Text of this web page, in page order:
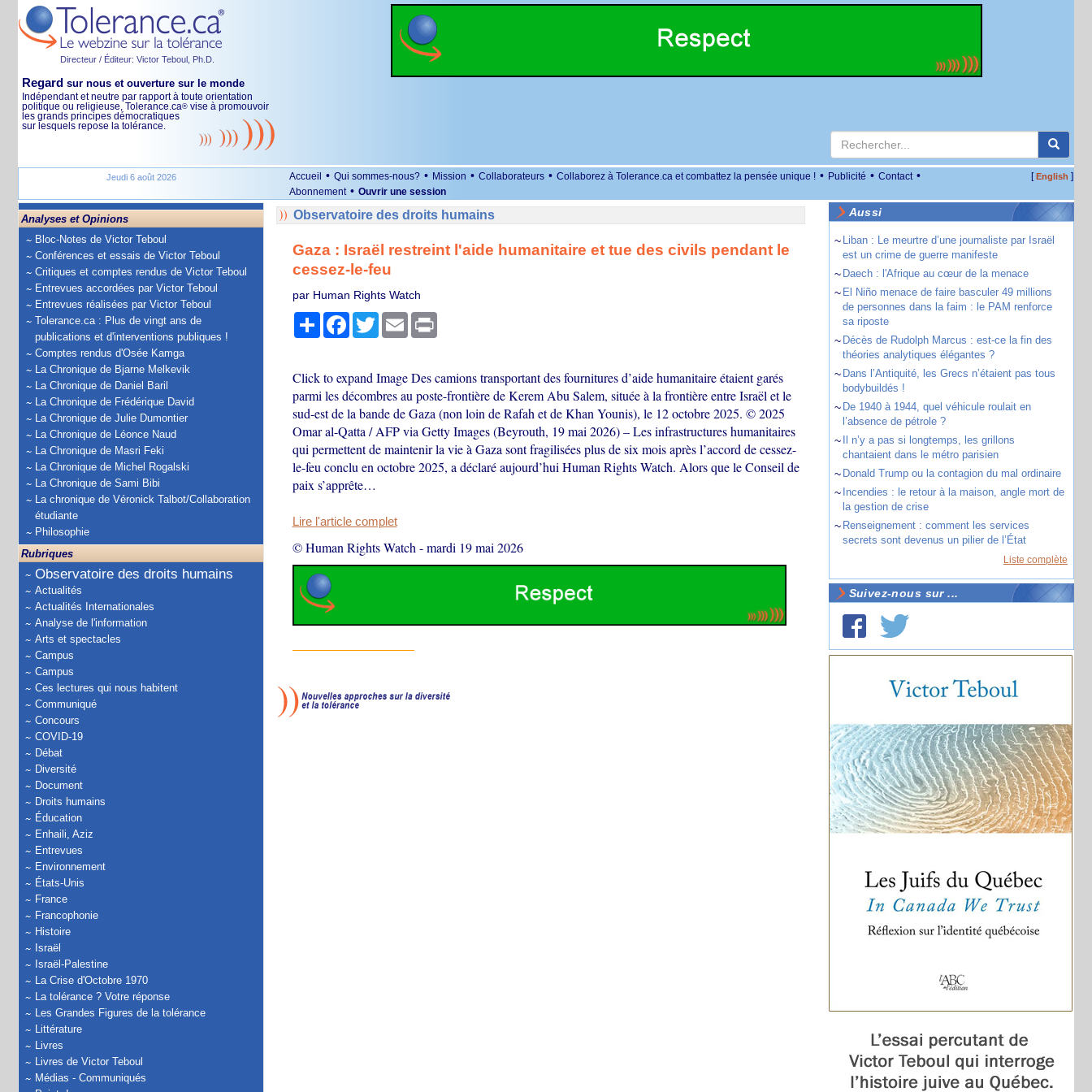
Directeur / Éditeur: Victor Teboul, Ph.D.
Regard sur nous et ouverture sur le monde
Indépendant et neutre par rapport à toute orientation
politique ou religieuse, Tolerance.ca® vise à promouvoir
les grands principes démocratiques
sur lesquels repose la tolérance.
Jeudi 6 août 2026 Accueil • Qui sommes-nous? • Mission • Collaborateurs • Collaborez à Tolerance.ca et combattez la pensée unique ! • Publicité • Contact •
Abonnement • Ouvrir une session
[English ]
Analyses et Opinions
Bloc-Notes de Victor Teboul
Conférences et essais de Victor Teboul
Critiques et comptes rendus de Victor Teboul
Entrevues accordées par Victor Teboul
Entrevues réalisées par Victor Teboul
Tolerance.ca : Plus de vingt ans de
publications et d'interventions publiques !
Comptes rendus d'Osée Kamga
La Chronique de Bjarne Melkevik
La Chronique de Daniel Baril
La Chronique de Frédérique David
La Chronique de Julie Dumontier
La Chronique de Léonce Naud
La Chronique de Masri Feki
La Chronique de Michel Rogalski
La Chronique de Sami Bibi
La chronique de Véronick Talbot/Collaboration
étudiante
Philosophie
Rubriques
Observatoire des droits humains
Actualités
Actualités Internationales
Analyse de l'information
Arts et spectacles
Campus
Campus
Ces lectures qui nous habitent
Communiqué
Concours
COVID-19
Débat
Diversité
Document
Droits humains
Éducation
Enhaili, Aziz
Entrevues
Environnement
États-Unis
France
Francophonie
Histoire
Israël
Israël-Palestine
La Crise d'Octobre 1970
La tolérance ? Votre réponse
Les Grandes Figures de la tolérance
Littérature
Livres
Livres de Victor Teboul
Médias - Communiqués
Observatoire des droits humains
Gaza : Israël restreint l'aide humanitaire et tue des civils pendant le
cessez-le-feu
par Human Rights Watch
PartagerFacebook
TwitterEmail Print
Click to expand Image Des camions transportant des fournitures d’aide humanitaire étaient garés
parmi les décombres au poste-frontière de Kerem Abu Salem, située à la frontière entre Israël et le
sud-est de la bande de Gaza (non loin de Rafah et de Khan Younis), le 12 octobre 2025. © 2025
Omar al-Qatta / AFP via Getty Images (Beyrouth, 19 mai 2026) – Les infrastructures humanitaires
qui permettent de maintenir la vie à Gaza sont fragilisées plus de six mois après l’accord de cessez-
le-feu conclu en octobre 2025, a déclaré aujourd’hui Human Rights Watch. Alors que le Conseil de
paix s’apprête…
Lire l'article complet
© Human Rights Watch -mardi 19 mai 2026
Aussi
~ Liban : Le meurtre d’une journaliste par Israël
est un crime de guerre manifeste
~ Daech : l'Afrique au cœur de la menace
~ El Niño menace de faire basculer 49 millions
de personnes dans la faim : le PAM renforce
sa riposte
~ Décès de Rudolph Marcus : est-ce la fin des
théories analytiques élégantes ?
~ Dans l’Antiquité, les Grecs n’étaient pas tous
bodybuildés !
~ De 1940 à 1944, quel véhicule roulait en
l’absence de pétrole ?
~
Il n’y a pas si longtemps, les grillons
chantaient dans le métro parisien
~ Donald Trump ou la contagion du mal ordinaire
~ Incendies : le retour à la maison, angle mort de
la gestion de crise
~ Renseignement : comment les services
secrets sont devenus un pilier de l’État
Liste complète
Suivez-nous sur ...